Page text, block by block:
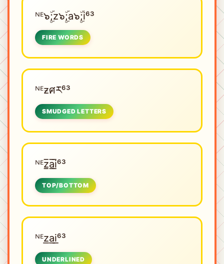
ᴺᴱㅤ๖ۣۜ;z๖ۣۜ;a๖ۣۜ;i⁶³
FIRE WORDS
ᴺᴱㅤƶศར⁶³
SMUDGED LETTERS
ᴺᴱㅤz̲̅a̲̅i̲̅⁶³
TOP/BOTTOM
ᴺᴱㅤz͟a͟i͟⁶³
UNDERLINED